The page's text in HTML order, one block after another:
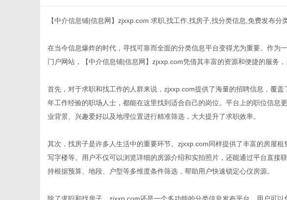
【中介信息铺|信息网】zjxxp.com 求职,找工作,找房子,找分类信息,免费发布分
在当今信息爆炸的时代，寻找可靠而全面的分类信息平台变得尤为重要。作为
门户网站，【中介信息铺|信息网】zjxxp.com凭借其丰富的资源和便捷的服务，
首先，对于求职和找工作的人群来说，zjxxp.com提供了海量的招聘信息，覆
年工作经验的职场人士，都能在这里找到适合自己的岗位。平台上的职位信息
业背景、兴趣爱好以及地理位置进行精准筛选，大大提升了求职效率。
其次，找房子是许多人生活中的重要环节。zjxxp.com同样提供了丰富的房屋租
写字楼等。用户不仅可以浏览详细的房源介绍和实拍照片，还能通过平台直接
持根据预算、地段、户型等多维度条件筛选，帮助用户快速锁定心仪房源。